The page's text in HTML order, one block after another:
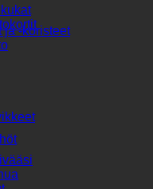
ja -koristeet